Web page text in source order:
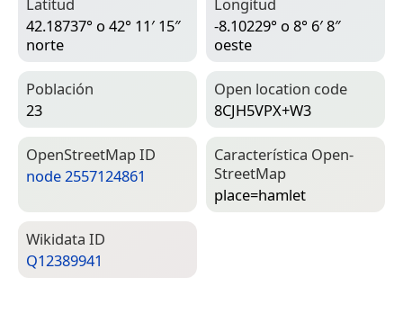
42.18737° o 42° 11′ 15″
norte
-8.10229° o 8° 6′ 8″
oeste
Población
23
Open location code
8CJH5VPX+W3
Open­Street­Map ID
node 2557124861
Característica Open­
Street­Map
place=­hamlet
Wiki­data ID
Q12389941